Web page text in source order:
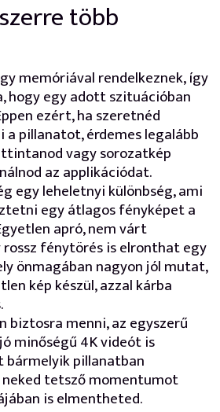
több
memóriával rendelkeznek, így
hogy egy adott szituációban
ezért, ha szeretnéd
pillanatot, érdemes legalább
vagy sorozatkép
az applikációdat.
egy leheletnyi különbség, ami
egy átlagos fényképet a
apró, nem várt
fénytörés is elronthat egy
önmagában nagyon jól mutat,
kép készül, azzal kárba
biztosra menni, az egyszerű
minőségű 4K videót is
bármelyik pillanatban
tetsző momentumot
is elmentheted.